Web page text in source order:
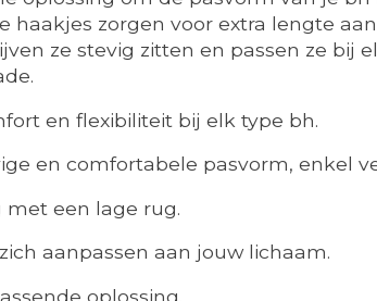
zorgen voor extra lengte
ze stevig zitten en passen ze bij
en flexibiliteit bij elk type bh.
en comfortabele pasvorm, enkel
een lage rug.
aanpassen aan jouw lichaam.
oplossing.